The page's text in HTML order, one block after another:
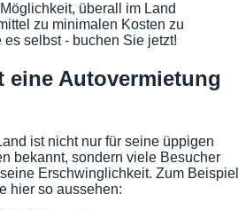
überall im Land
zu minimalen Kosten zu
selbst - buchen Sie jetzt!
eine Autovermietung
ist nicht nur für seine üppigen
bekannt, sondern viele Besucher
Erschwinglichkeit. Zum Beispiel
hier so aussehen: